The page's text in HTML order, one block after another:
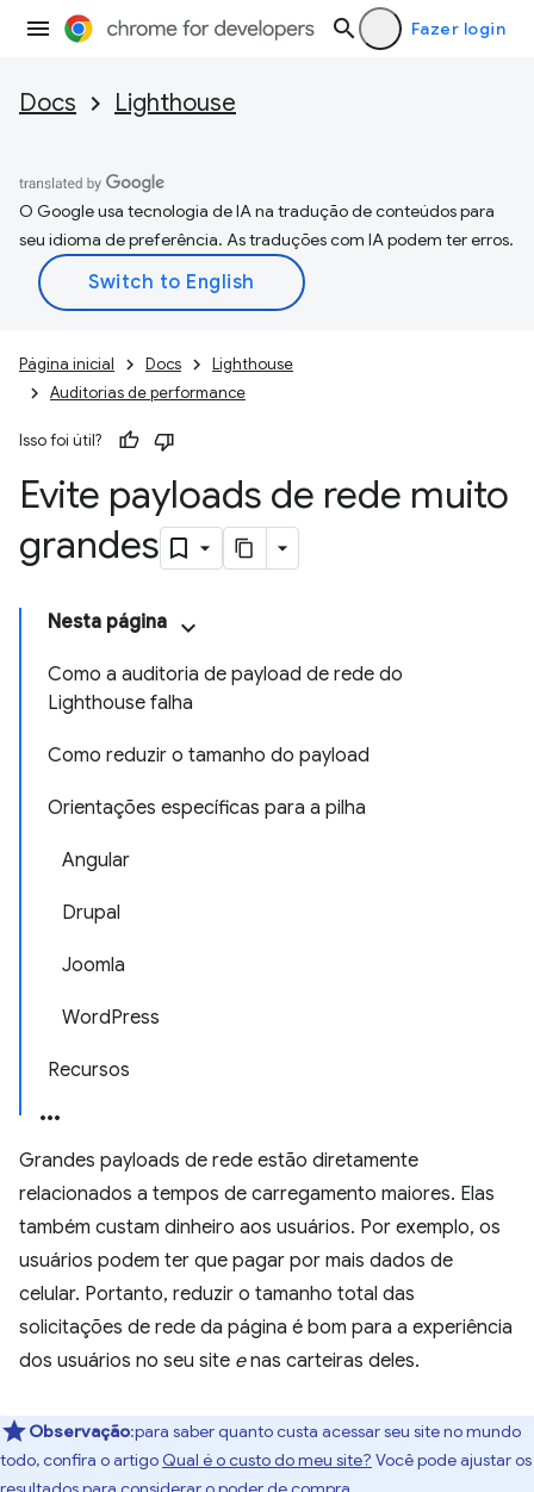
Fazer login
Docs Lighthouse
O Google usa tecnologia de IA na tradução de conteúdos para
seu idioma de preferência. As traduções com IA podem ter erros.
Página inicial Docs
Lighthouse
Auditorias de performance
Isso foi útil?
Evite payloads de rede muito
grandes
Nesta página
Como a auditoria de payload de rede do
Lighthouse falha
Como reduzir o tamanho do payload
Orientações específicas para a pilha
Angular
Drupal
Joomla
WordPress
Recursos
Grandes payloads de rede estão diretamente
relacionados a tempos de carregamento maiores. Elas
também custam dinheiro aos usuários. Por exemplo, os
usuários podem ter que pagar por mais dados de
celular. Portanto, reduzir o tamanho total das
solicitações de rede da página é bom para a experiência
dos usuários no seu site enas carteiras deles.
Observação:para saber quanto custa acessar seu site no mundo
todo, confira o artigoQual é o custo do meu site? Você pode ajustar os